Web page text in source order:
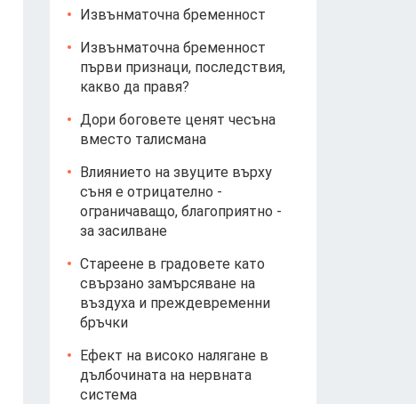
Извънматочна бременност
Извънматочна бременност
първи признаци, последствия,
какво да правя?
Дори боговете ценят чесъна
вместо талисмана
Влиянието на звуците върху
съня е отрицателно -
ограничаващо, благоприятно -
за засилване
Стареене в градовете като
свързано замърсяване на
въздуха и преждевременни
бръчки
Ефект на високо налягане в
дълбочината на нервната
система